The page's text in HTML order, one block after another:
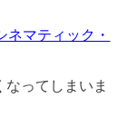
マティック・
ってしまいま